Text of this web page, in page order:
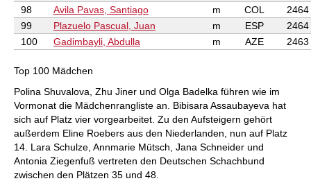
98
Avila Pavas, Santiago m COL
2464
99
Plazuelo Pascual, Juan m ESP
2464
100
Gadimbayli, Abdulla m AZE 2463
Top 100 Mädchen
Polina Shuvalova, Zhu Jiner und Olga Badelka führen wie im
Vormonat die Mädchenrangliste an. Bibisara Assaubayeva hat
sich auf Platz vier vorgearbeitet. Zu den Aufsteigern gehört
außerdem Eline Roebers aus den Niederlanden, nun auf Platz
14. Lara Schulze, Annmarie Mütsch, Jana Schneider und
Antonia Ziegenfuß vertreten den Deutschen Schachbund
zwischen den Plätzen 35 und 48.